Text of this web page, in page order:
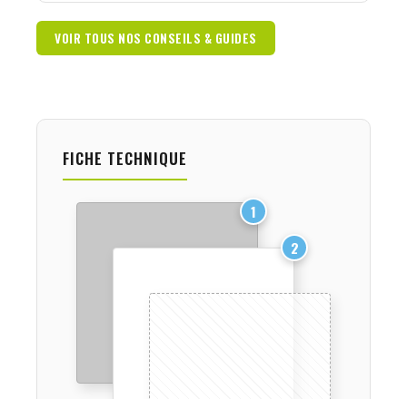
VOIR TOUS NOS CONSEILS & GUIDES
FICHE TECHNIQUE
1
2